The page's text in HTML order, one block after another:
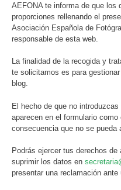
AEFONA te informa de que los
proporciones rellenando el
Asociación Española de
responsable de esta web.
La finalidad de la recogida y
te solicitamos es para
blog.
El hecho de que no
aparecen en el formulario
consecuencia que no se pueda
Podrás ejercer tus derechos
suprimir los datos en
presentar una reclamación